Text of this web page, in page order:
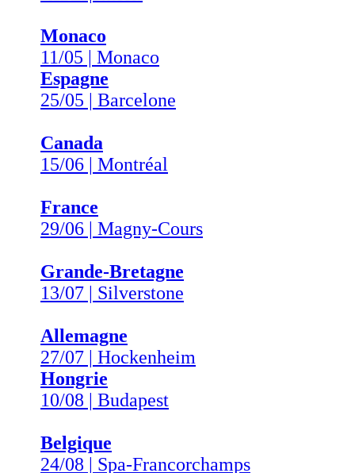
Monaco
11/05 | Monaco
Espagne
25/05 | Barcelone
Canada
15/06 | Montréal
France
29/06 | Magny-Cours
Grande-Bretagne
13/07 | Silverstone
Allemagne
27/07 | Hockenheim
Hongrie
10/08 | Budapest
Belgique
24/08 | Spa-Francorchamps